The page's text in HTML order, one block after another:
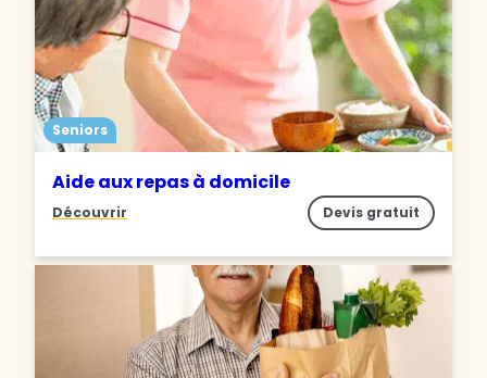
Seniors
Aide aux repas à domicile
Découvrir Devis gratuit